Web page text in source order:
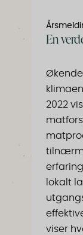
En
Økende
2022
lokalt
viser